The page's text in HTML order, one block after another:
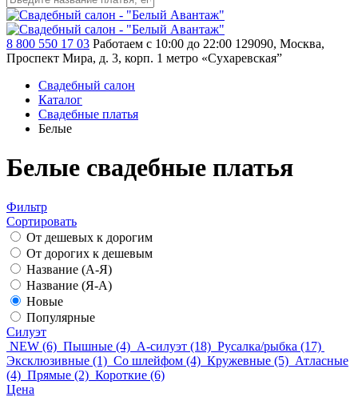
8 800 550 17 03 Работаем с 10:00 до 22:00 129090, Москва,
Проспект Мира, д. 3, корп. 1 метро «Сухаревская”
Свадебный салон
Каталог
Свадебные платья
Белые
Белые свадебные платья
Фильтр
Сортировать
От дешевых к дорогим
От дорогих к дешевым
Название (А-Я)
Название (Я-А)
Новые
Популярные
Силуэт
NEW (6) Пышные (4) А-силуэт (18) Русалка/рыбка (17)
Эксклюзивные (1) Со шлейфом (4) Кружевные (5) Атласные
(4) Прямые (2) Короткие (6)
Цена